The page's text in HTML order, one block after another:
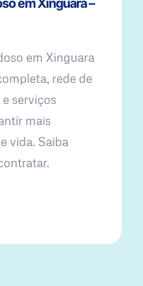
em Xinguara
rede de
serviços
mais
vida. Saiba